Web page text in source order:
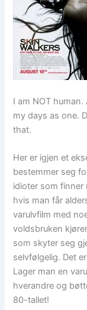
I am NOT
my days as one.
that.
Her er igjen et
bestemmer seg
idioter som finner
hvis man får
varulvfilm med
voldsbruken
som skyter seg
selvfølgelig. Det
Lager man en
hverandre og
80-tallet!